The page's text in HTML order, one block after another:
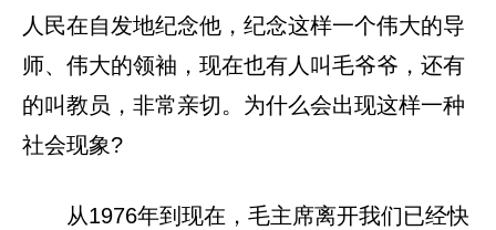
人民在自发地纪念他，纪念这样一个伟大的导
师、伟大的领袖，现在也有人叫毛爷爷，还有
的叫教员，非常亲切。为什么会出现这样一种
社会现象?
从1976年到现在，毛主席离开我们已经快